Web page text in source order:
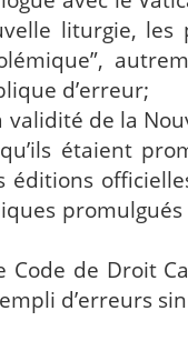
liturgie, les
d’erreur;
validité de la
étaient
éditions
Code de Droit
d’erreurs